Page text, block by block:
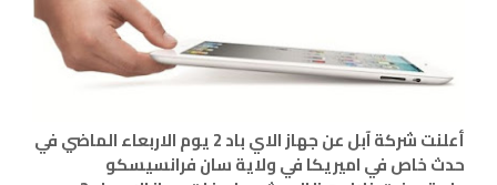
أعلنت شركة آبل عن جهاز الاي باد 2 يوم الاربعاء الماضي في
حدث خاص في اميريكا في ولاية سان فرانسيسكو